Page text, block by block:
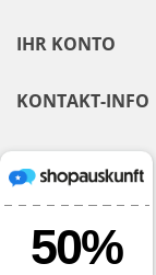
IHR KONTO
KONTAKT-INFO